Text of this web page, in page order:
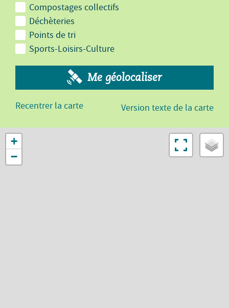
Compostages collectifs
Déchèteries
Points de tri
Sports-Loisirs-Culture
Me géolocaliser
Recentrer la carte Version texte de la carte
+
−